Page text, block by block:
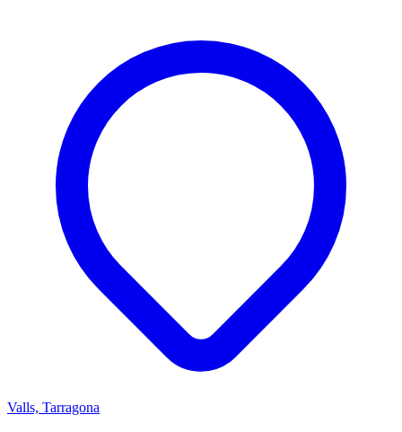
Valls, Tarragona